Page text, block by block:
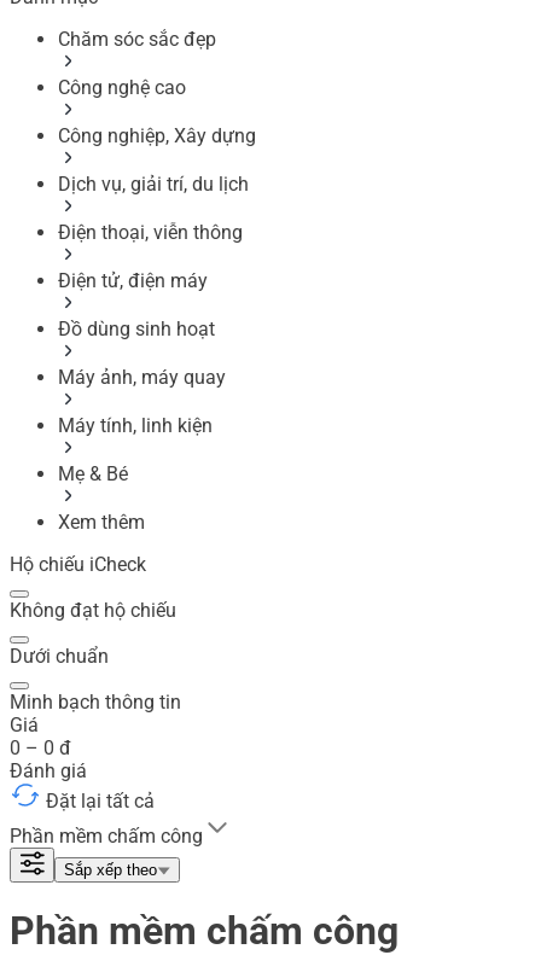
Chăm sóc sắc đẹp
Công nghệ cao
Công nghiệp, Xây dựng
Dịch vụ, giải trí, du lịch
Điện thoại, viễn thông
Điện tử, điện máy
Đồ dùng sinh hoạt
Máy ảnh, máy quay
Máy tính, linh kiện
Mẹ & Bé
Xem thêm
Hộ chiếu iCheck
Không đạt hộ chiếu
Dưới chuẩn
Minh bạch thông tin
Giá
0 – 0 đ
Đánh giá
Đặt lại tất cả
Phần mềm chấm công
Sắp xếp theo
Phần mềm chấm công